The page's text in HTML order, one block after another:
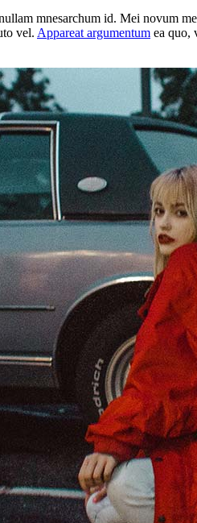
mnesarchum id. Mei novum
vel. Appareat argumentum ea quo,